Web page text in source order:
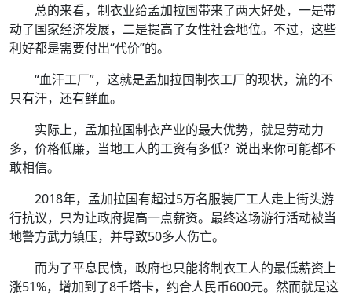
总的来看，制衣业给孟加拉国带来了两大好处，一是带
动了国家经济发展，二是提高了女性社会地位。不过，这些
利好都是需要付出“代价”的。
“血汗工厂”，这就是孟加拉国制衣工厂的现状，流的不
只有汗，还有鲜血。
实际上，孟加拉国制衣产业的最大优势，就是劳动力
多，价格低廉，当地工人的工资有多低？说出来你可能都不
敢相信。
2018年，孟加拉国有超过5万名服装厂工人走上街头游
行抗议，只为让政府提高一点薪资。最终这场游行活动被当
地警方武力镇压，并导致50多人伤亡。
而为了平息民愤，政府也只能将制衣工人的最低薪资上
涨51%，增加到了8千塔卡，约合人民币600元。然而就是这